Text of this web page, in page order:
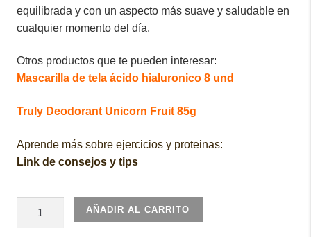
equilibrada y con un aspecto más suave y saludable en
cualquier momento del día.
Otros productos que te pueden interesar:
Mascarilla de tela ácido hialuronico 8 und
Truly Deodorant Unicorn Fruit 85g
Aprende más sobre ejercicios y proteinas:
Link de consejos y tips
AÑADIR AL CARRITO